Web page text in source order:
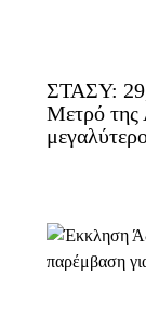
ΣΤΑΣΥ:
Μετρό της